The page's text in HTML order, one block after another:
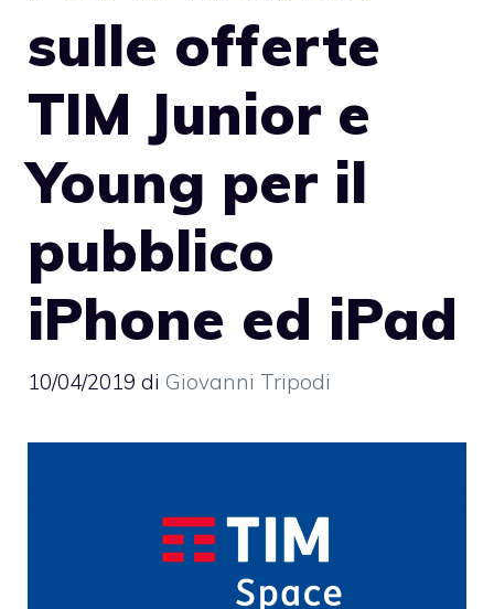
sulle offerte
TIM Junior e
Young per il
pubblico
iPhone ed iPad
10/04/2019 di Giovanni Tripodi